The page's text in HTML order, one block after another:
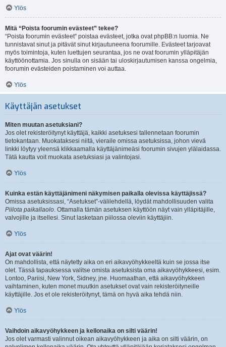
Ylös
Mitä “Poista foorumin evästeet” tekee?
“Poista foorumin evästeet” poistaa evästeet, jotka ovat phpBB:n luomia. Ne
tunnistavat sinut ja pitävät sinut kirjautuneena foorumille. Evästeet tarjoavat
myös toimintoja, kuten luettujen seurantaa, jos ne ovat foorumin ylläpitäjän
käyttöönottamia. Jos sinulla on sisään tai uloskirjautumisen kanssa ongelmia,
foorumin evästeiden poistaminen voi auttaa.
Ylös
Käyttäjän asetukset
Miten muutan asetuksiani?
Jos olet rekisteröitynyt käyttäjä, kaikki asetuksesi tallennetaan foorumin
tietokantaan. Muokataksesi niitä, vieraile omissa asetuksissa, johon vievä
linkki löytyy yleensä klikkaamalla käyttäjänimeäsi foorumin sivujen ylälaidassa.
Tätä kautta voit muokata asetuksiasi ja valintojasi.
Ylös
Kuinka estän käyttäjänimeni näkymisen paikalla olevissa käyttäjissä?
Omissa asetuksissasi, “Asetukset”-välilehdellä, löydät mahdollisuuden valita
Piilota paikallaolo. Ottamalla tämän asetuksen käyttöön näyt vain ylläpitäjille,
valvojille ja itsellesi. Sinut lasketaan piilossa oleviin käyttäjiin.
Ylös
Ajat ovat väärin!
On mahdollista, että näytetty aika on eri aikavyöhykkeeltä kuin se jossa itse
olet. Tässä tapauksessa valitse omista asetuksista oma aikavyöhykkeesi, esim.
Lontoo, Pariisi, New York, Sidney, jne. Huomaathan, että aikavyöhykkeen
vaihtaminen, kuten monet muutkin asetukset ovat vain rekisteröityneille
käyttäjille. Jos et ole rekisteröitynyt, tämä on hyvä aika tehdä niin.
Ylös
Vaihdoin aikavyöhykkeen ja kellonaika on silti väärin!
Jos olet varmasti valinnut oikean aikavyöhykkeen ja aika on silti väärin, on